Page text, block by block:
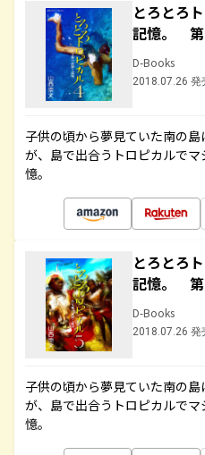
とろとろ
記憶。
D-Books
2018.07.26 発
子供の頃から夢見ていた南の
が、島で出合うトロピカルで
憶。
とろとろ
記憶。
D-Books
2018.07.26 発
子供の頃から夢見ていた南の
が、島で出合うトロピカルで
憶。